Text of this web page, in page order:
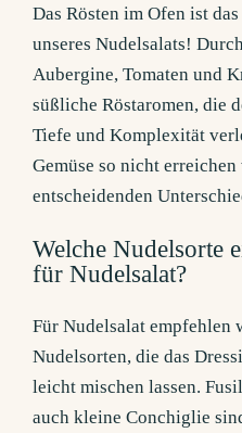
Das Rösten im Ofen ist
unseres Nudelsalats!
Aubergine, Tomaten und
süßliche Röstaromen, die
Tiefe und Komplexität
Gemüse so nicht erreichen
entscheidenden
Welche Nudelsorte
für Nudelsalat?
Für Nudelsalat empfehlen
Nudelsorten, die das
leicht mischen lassen.
auch kleine Conchiglie